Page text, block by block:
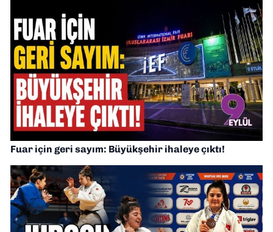
Fuar için geri sayım: Büyükşehir ihaleye çıktı!